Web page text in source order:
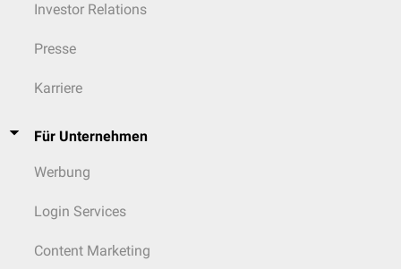
Investor Relations
Presse
Karriere
Für Unternehmen
Werbung
Login Services
Content Marketing